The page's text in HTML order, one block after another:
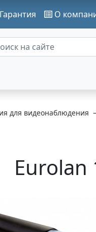
Гарантия О
для видеонаблюдения
Eurolan